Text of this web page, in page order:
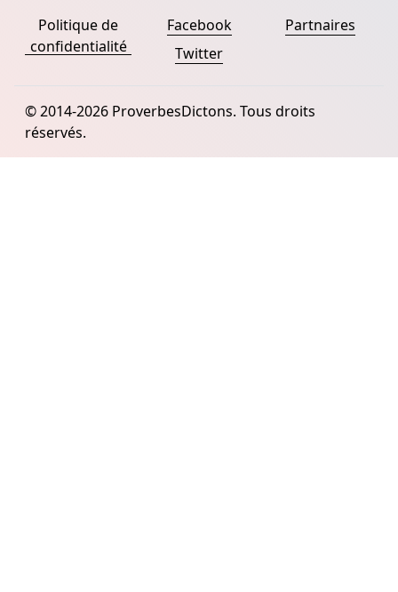
Politique de
confidentialité
Facebook
Twitter
Partnaires
© 2014-2026 ProverbesDictons. Tous droits
réservés.